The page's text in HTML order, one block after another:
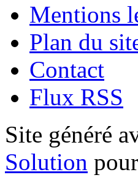
Mentions
Plan du
Contact
Flux RSS
Site généré
Solution